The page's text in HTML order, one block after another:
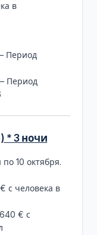
в
Период
Период
* 3 ночи
10 октября.
с человека в
€ с